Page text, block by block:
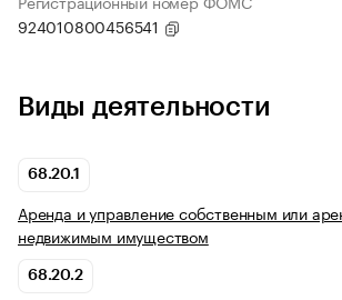
924010800456541
Виды деятельности
68.20.1
Аренда и управление собственным или
недвижимым имуществом
68.20.2